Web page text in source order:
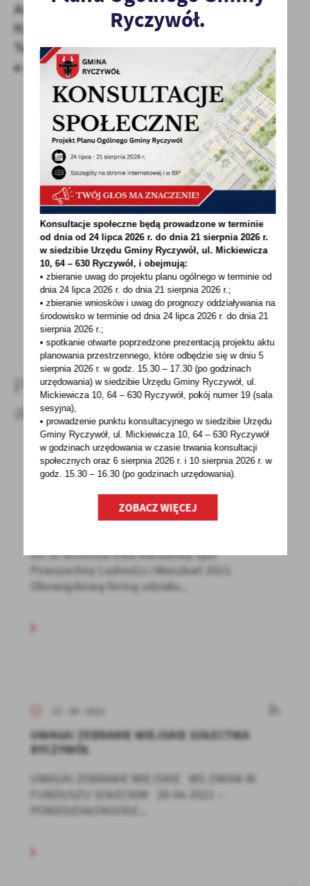
Arleta Olbrot
Rzecznik Prasowy
Tel. 609 874 004
e-mail: a.olbrot@stat.gov.pl
POWRÓT UDOSTĘPNIJ
POPRZEDNI NASTĘPNY
Spodobała Ci się informacja? Zostaw nam swoją opinię
- to dla Ciebie staramy się być najlepsi, a Twoje zdanie
bardzo nam w tym pomoże!
Pozostałe
aktualności
21 - 06 - 2021
Narodowy Spis Powszechny Ludności i
Mieszkań 2021 – jak przygotować się na
wizytę rachmistrza?
Do 30 września trwa Narodowy Spis
Powszechny Ludności i Mieszkań 2021.
Obowiązkową formą udziału...
21 - 06 - 2021
UWAGA! ZEBRANIE WIEJSKIE SOŁECTWA
RYCZYWÓŁ
UWAGA! ZEBRANIE WIEJSKIE WS ZMIAN W
FUNDUSZU SOŁECKIM 28-06-2021 –
PONIEDZIAŁEKGODZ...
Ryczywół.
Konsultacje społeczne będą prowadzone w terminie
od dnia od 24 lipca 2026 r. do dnia 21 sierpnia 2026 r.
w siedzibie Urzędu Gminy Ryczywół, ul. Mickiewicza
10, 64 – 630 Ryczywół, i obejmują:
• zbieranie uwag do projektu planu ogólnego w terminie od
dnia 24 lipca 2026 r. do dnia 21 sierpnia 2026 r.;
• zbieranie wniosków i uwag do prognozy oddziaływania na
środowisko w terminie od dnia 24 lipca 2026 r. do dnia 21
sierpnia 2026 r.;
• spotkanie otwarte poprzedzone prezentacją projektu aktu
planowania przestrzennego, które odbędzie się w dniu 5
sierpnia 2026 r.w godz. 15.30 – 17.30 (po godzinach
urzędowania) w siedzibie Urzędu Gminy Ryczywół, ul.
Mickiewicza 10, 64 – 630 Ryczywół, pokójnumer 19 (sala
sesyjna),
• prowadzenie punktu konsultacyjnego w siedzibie Urzędu
Gminy Ryczywół, ul. Mickiewicza 10, 64 – 630 Ryczywół
w godzinachurzędowania w czasie trwania konsultacji
społecznych oraz 6 sierpnia 2026 r. i 10 sierpnia 2026 r. w
godz. 15.30 – 16.30 (po godzinachurzędowania).
ZOBACZ WIĘCEJ